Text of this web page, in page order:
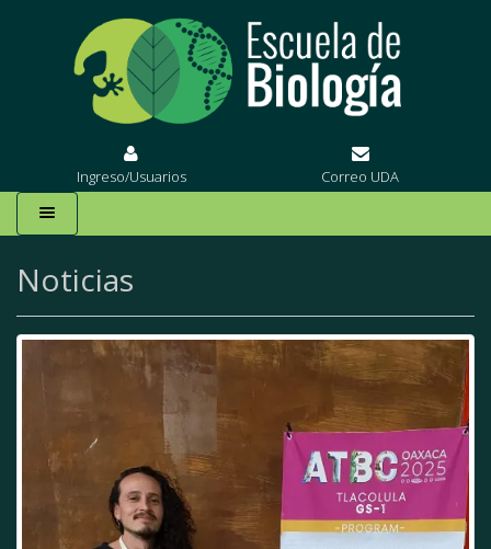
Ingreso/Usuarios Correo UDA
Noticias